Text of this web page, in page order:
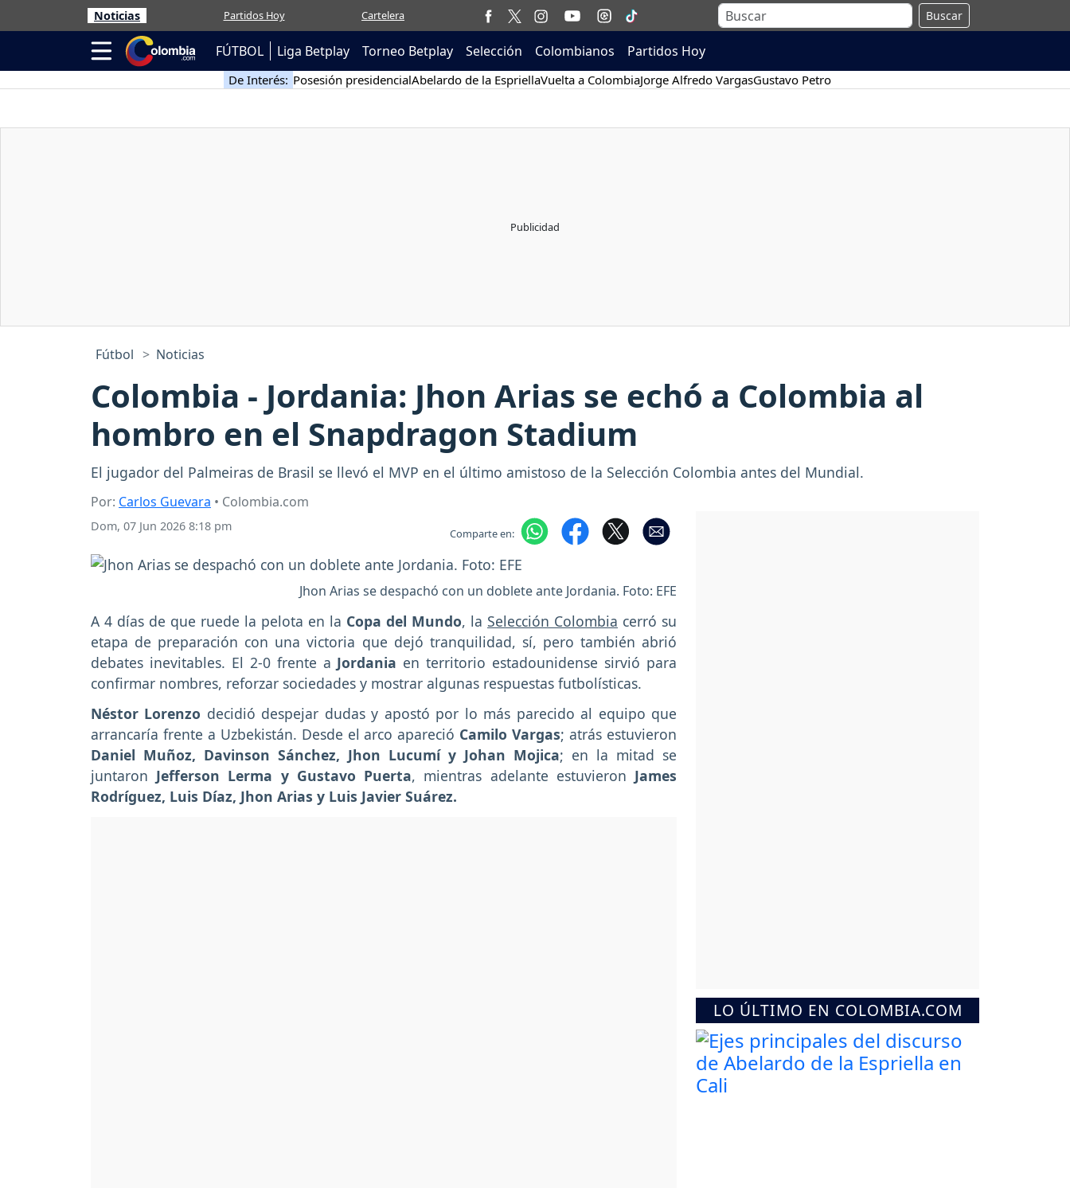
Noticias Partidos Hoy Cartelera Buscar
FÚTBOL Liga Betplay Torneo Betplay Selección Colombianos Partidos Hoy
De Interés: Posesión presidencialAbelardo de la EspriellaVuelta a ColombiaJorge Alfredo VargasGustavo Petro
Fútbol Noticias
Colombia - Jordania: Jhon Arias se echó a Colombia al
hombro en el Snapdragon Stadium
El jugador del Palmeiras de Brasil se llevó el MVP en el último amistoso de la Selección Colombia antes del Mundial.
Por: Carlos Guevara • Colombia.com
Dom, 07 Jun 2026 8:18 pm Comparte en:
Jhon Arias se despachó con un doblete ante Jordania. Foto: EFE
A 4 días de que ruede la pelota en la Copa del Mundo, la Selección Colombia cerró su
etapa de preparación con una victoria que dejó tranquilidad, sí, pero también abrió
debates inevitables. El 2-0 frente a Jordania en territorio estadounidense sirvió para
confirmar nombres, reforzar sociedades y mostrar algunas respuestas futbolísticas.
Néstor Lorenzo decidió despejar dudas y apostó por lo más parecido al equipo que
arrancaría frente a Uzbekistán. Desde el arco apareció Camilo Vargas; atrás estuvieron
Daniel Muñoz, Davinson Sánchez, Jhon Lucumí y Johan Mojica; en la mitad se
juntaron Jefferson Lerma y Gustavo Puerta, mientras adelante estuvieron James
Rodríguez, Luis Díaz, Jhon Arias y Luis Javier Suárez.
LO ÚLTIMO EN COLOMBIA.COM